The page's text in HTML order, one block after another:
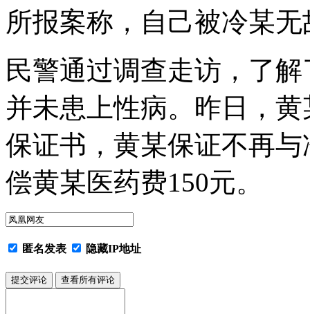
所报案称，自己被冷某
民警通过调查走访，了
并未患上性病。昨日，
保证书，黄某保证不再
偿黄某医药费150元。
匿名发表 隐藏IP地址